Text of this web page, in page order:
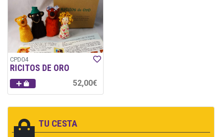
TU CESTA
CPD04
RICITOS DE ORO
52,00€